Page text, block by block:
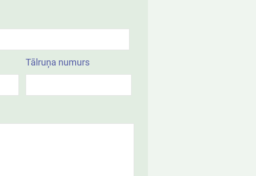
Tālruņa numurs